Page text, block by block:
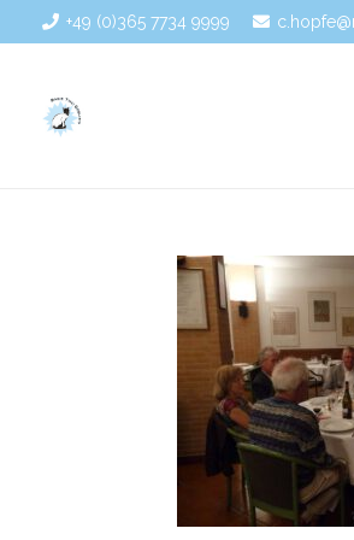
+49 (0)365 7734 9999